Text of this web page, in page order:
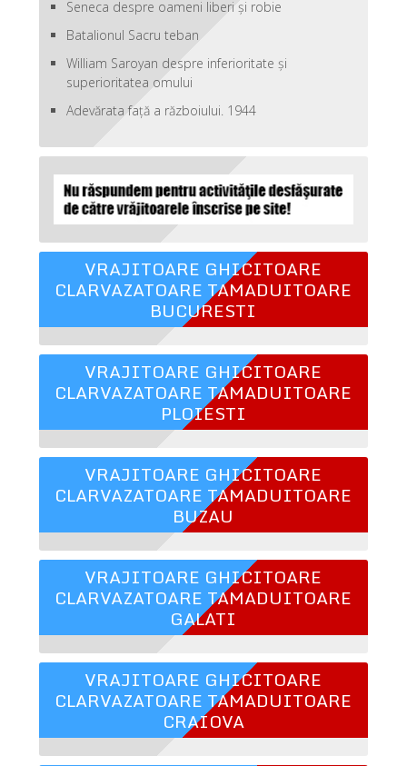
Seneca despre oameni liberi şi robie
Batalionul Sacru teban
William Saroyan despre inferioritate şi
superioritatea omului
Adevărata față a războiului. 1944
VRAJITOARE GHICITOARE
CLARVAZATOARE TAMADUITOARE
BUCURESTI
VRAJITOARE GHICITOARE
CLARVAZATOARE TAMADUITOARE
PLOIESTI
VRAJITOARE GHICITOARE
CLARVAZATOARE TAMADUITOARE
BUZAU
VRAJITOARE GHICITOARE
CLARVAZATOARE TAMADUITOARE
GALATI
VRAJITOARE GHICITOARE
CLARVAZATOARE TAMADUITOARE
CRAIOVA